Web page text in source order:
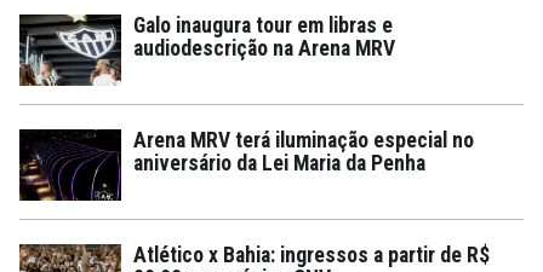
Galo inaugura tour em libras e
audiodescrição na Arena MRV
Arena MRV terá iluminação especial no
aniversário da Lei Maria da Penha
Atlético x Bahia: ingressos a partir de R$